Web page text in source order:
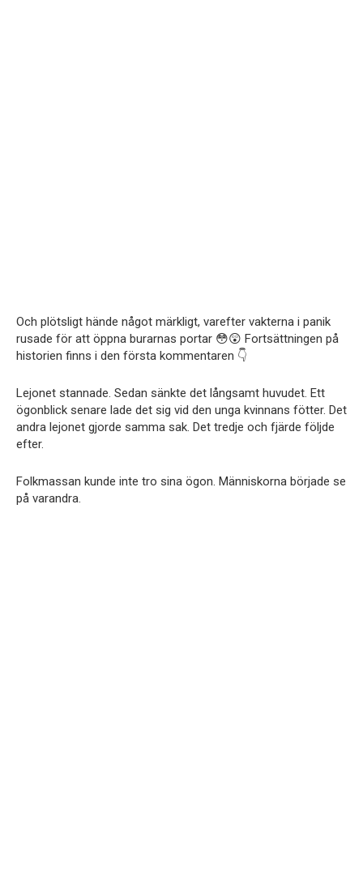
Och plötsligt hände något märkligt, varefter vakterna i panik
rusade för att öppna burarnas portar 😳😲 Fortsättningen på
historien finns i den första kommentaren 👇
Lejonet stannade. Sedan sänkte det långsamt huvudet. Ett
ögonblick senare lade det sig vid den unga kvinnans fötter. Det
andra lejonet gjorde samma sak. Det tredje och fjärde följde
efter.
Folkmassan kunde inte tro sina ögon. Människorna började se
på varandra.